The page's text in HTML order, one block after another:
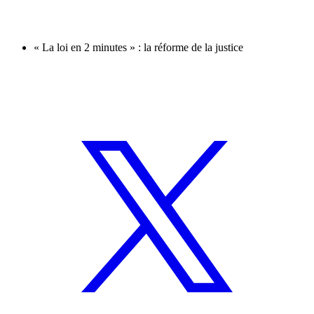
« La loi en 2 minutes » : la réforme de la justice